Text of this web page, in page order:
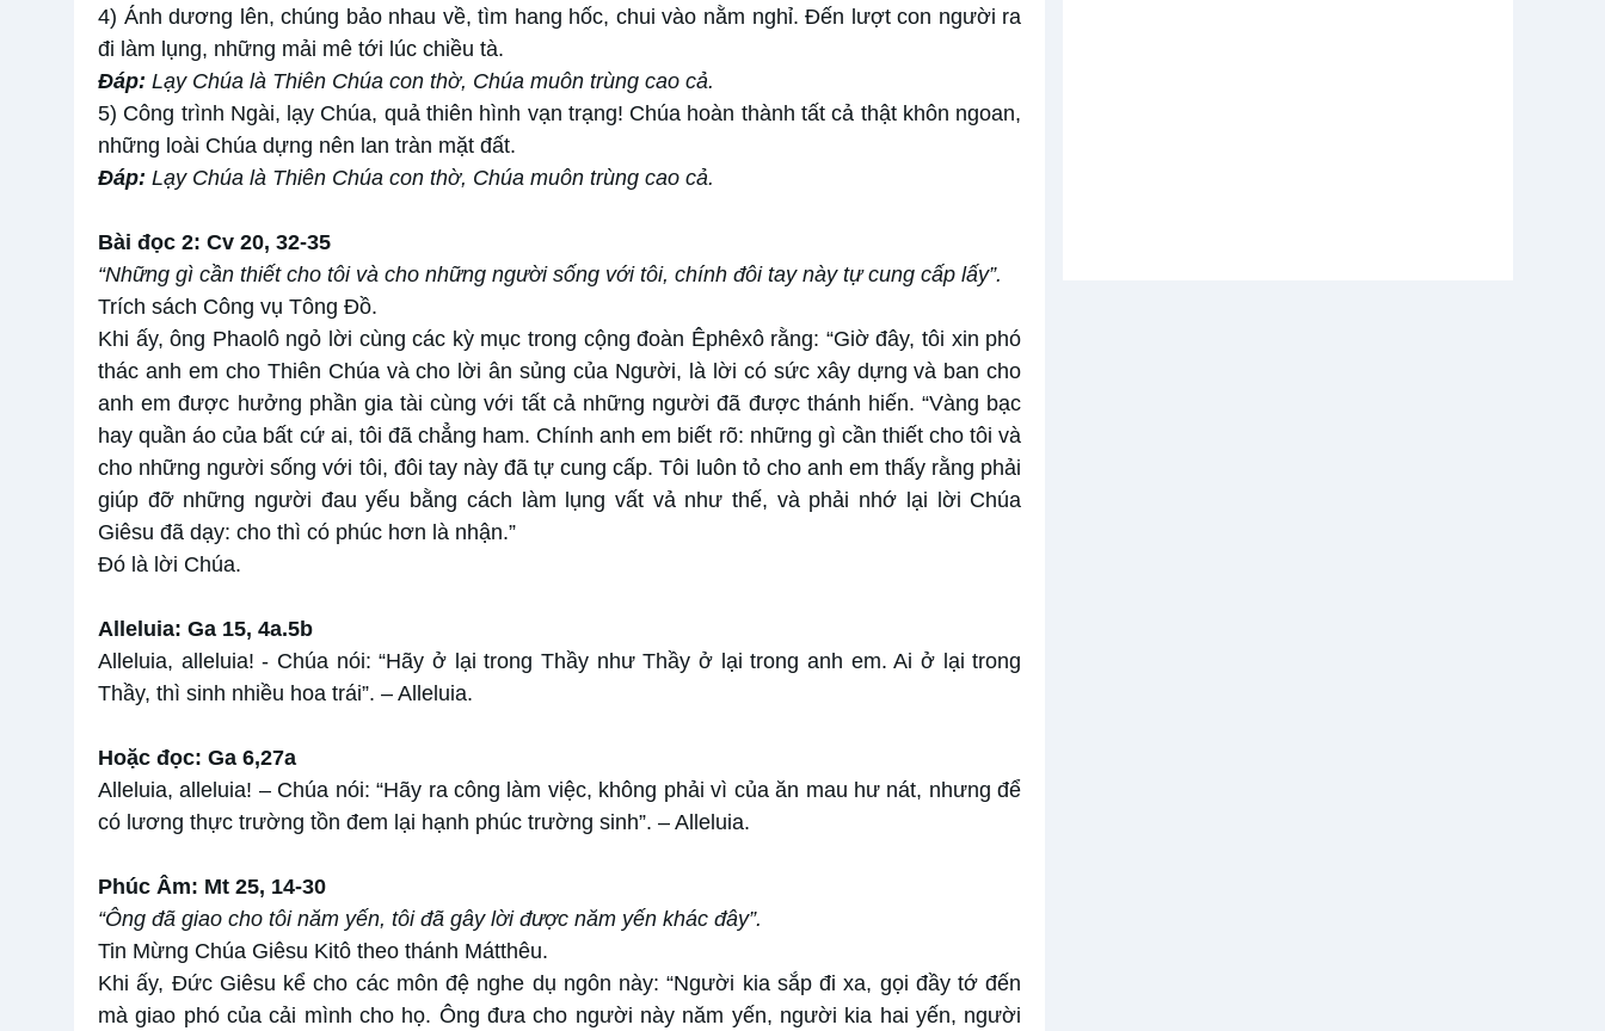
4) Ánh dương lên, chúng bảo nhau về, tìm hang hốc, chui vào nằm nghỉ. Đến lượt con người ra
đi làm lụng, những mải mê tới lúc chiều tà.
Đáp: Lạy Chúa là Thiên Chúa con thờ, Chúa muôn trùng cao cả.
5) Công trình Ngài, lạy Chúa, quả thiên hình vạn trạng! Chúa hoàn thành tất cả thật khôn ngoan,
những loài Chúa dựng nên lan tràn mặt đất.
Đáp: Lạy Chúa là Thiên Chúa con thờ, Chúa muôn trùng cao cả.
Bài đọc 2: Cv 20, 32-35
“Những gì cần thiết cho tôi và cho những người sống với tôi, chính đôi tay này tự cung cấp lấy”.
Trích sách Công vụ Tông Đồ.
Khi ấy, ông Phaolô ngỏ lời cùng các kỳ mục trong cộng đoàn Êphêxô rằng: “Giờ đây, tôi xin phó
thác anh em cho Thiên Chúa và cho lời ân sủng của Người, là lời có sức xây dựng và ban cho
anh em được hưởng phần gia tài cùng với tất cả những người đã được thánh hiến. “Vàng bạc
hay quần áo của bất cứ ai, tôi đã chẳng ham. Chính anh em biết rõ: những gì cần thiết cho tôi và
cho những người sống với tôi, đôi tay này đã tự cung cấp. Tôi luôn tỏ cho anh em thấy rằng phải
giúp đỡ những người đau yếu bằng cách làm lụng vất vả như thế, và phải nhớ lại lời Chúa
Giêsu đã dạy: cho thì có phúc hơn là nhận.”
Đó là lời Chúa.
Alleluia: Ga 15, 4a.5b
Alleluia, alleluia! - Chúa nói: “Hãy ở lại trong Thầy như Thầy ở lại trong anh em. Ai ở lại trong
Thầy, thì sinh nhiều hoa trái”. – Alleluia.
Hoặc đọc: Ga 6,27a
Alleluia, alleluia! – Chúa nói: “Hãy ra công làm việc, không phải vì của ăn mau hư nát, nhưng để
có lương thực trường tồn đem lại hạnh phúc trường sinh”. – Alleluia.
Phúc Âm: Mt 25, 14-30
“Ông đã giao cho tôi năm yến, tôi đã gây lời được năm yến khác đây”.
Tin Mừng Chúa Giêsu Kitô theo thánh Mátthêu.
Khi ấy, Đức Giêsu kể cho các môn đệ nghe dụ ngôn này: “Người kia sắp đi xa, gọi đầy tớ đến
mà giao phó của cải mình cho họ. Ông đưa cho người này năm yến, người kia hai yến, người